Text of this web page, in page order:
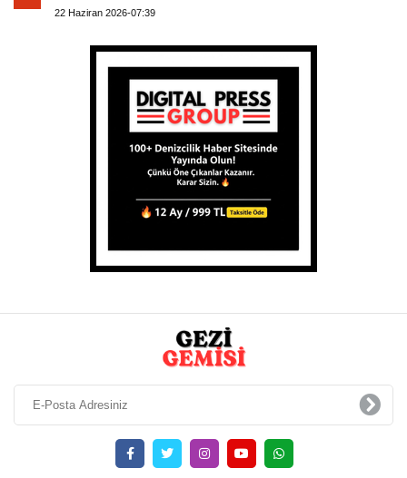
22 Haziran 2026-07:39